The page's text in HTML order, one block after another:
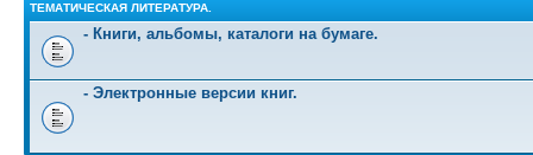
ТЕМАТИЧЕСКАЯ ЛИТЕРАТУРА.
- Книги, альбомы, каталоги на бумаге.
- Электронные версии книг.